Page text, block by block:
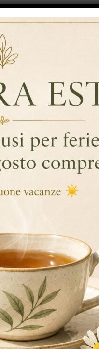
una lungatradizione nel
Darmar può
può distinguersi e farsi
che
di richiedere prodotti
di personalizzare con il
in ogni occasione non
davvero speciali! Il
un’amica o alla mamma.;
ma anche confezioni!
è si, allora di certo le
basa su filtri piramidali di
hanno notevoli
del taglio dei prodotti è
la forma piramidale di
aroma. Inoltre la maggiore